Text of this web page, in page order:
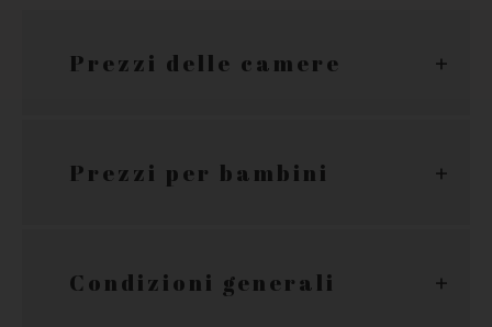
Prezzi delle camere
Prezzi per bambini
Condizioni generali